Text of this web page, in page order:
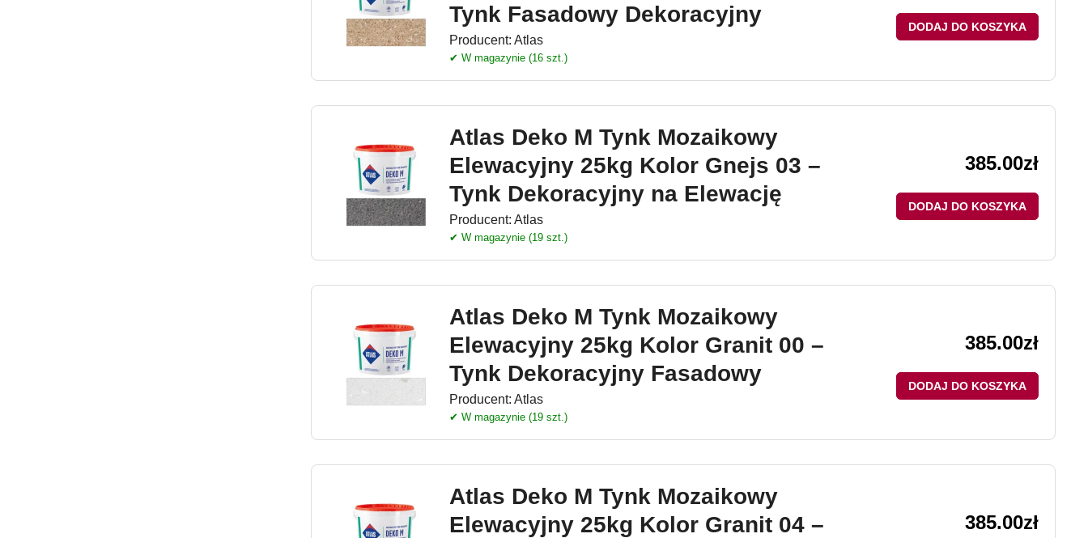
Tynk Fasadowy Dekoracyjny
Producent: Atlas
✔ W magazynie (16 szt.)
DODAJ DO KOSZYKA
Atlas Deko M Tynk Mozaikowy
Elewacyjny 25kg Kolor Gnejs 03 –
Tynk Dekoracyjny na Elewację
Producent: Atlas
✔ W magazynie (19 szt.)
385.00zł
DODAJ DO KOSZYKA
Atlas Deko M Tynk Mozaikowy
Elewacyjny 25kg Kolor Granit 00 –
Tynk Dekoracyjny Fasadowy
Producent: Atlas
✔ W magazynie (19 szt.)
385.00zł
DODAJ DO KOSZYKA
Atlas Deko M Tynk Mozaikowy
Elewacyjny 25kg Kolor Granit 04 –
385.00zł